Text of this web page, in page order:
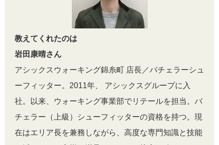
教えてくれたのは
岩田康晴さん
アシックスウォーキング錦糸町 店長／バチェラーシュ
ーフィッター。2011年、 アシックスグループに入
社。以来、ウォーキング事業部でリテールを担当。バ
チェラー（上級）シューフィッターの資格を持つ。現
在はエリア長を兼務しながら、高度な専門知識と技能